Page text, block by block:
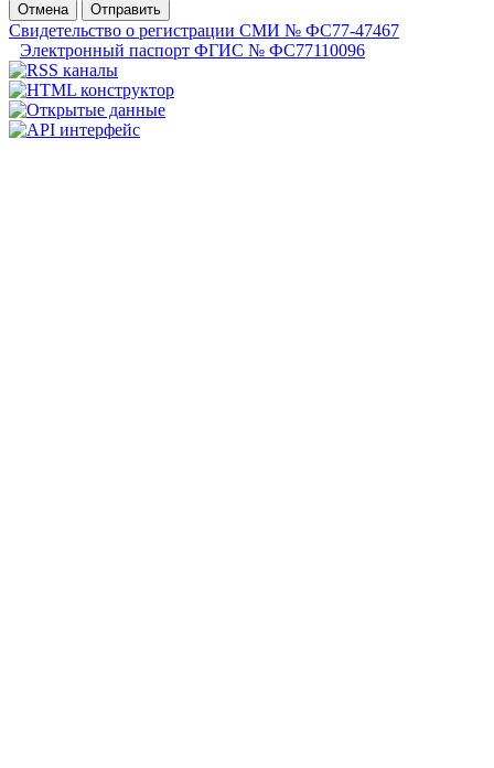
Отмена
Отправить
Свидетельство о регистрации СМИ № ФС77-47467
Электронный паспорт ФГИС № ФС77110096